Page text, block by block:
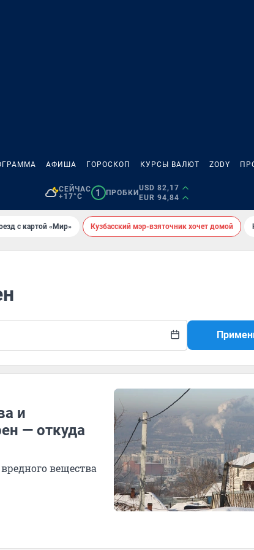
АФИША ГОРОСКОП КУРСЫ ВАЛЮТ ZODY
СЕЙЧАС
+17°C
1 ПРОБКИ
USD 82,17
EUR 94,84
с картой «Мир» Кузбасский мэр-взяточник хочет домой
и
— откуда
вещества